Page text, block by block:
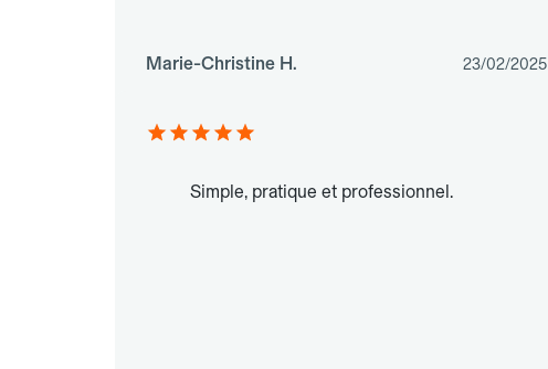
Marie-Christine H. 23/02/2025
Simple, pratique et professionnel.